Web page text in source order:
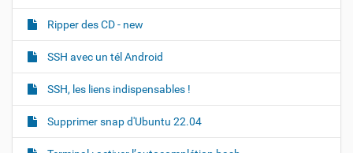
Ripper des CD - new
SSH avec un tél Android
SSH, les liens indispensables !
Supprimer snap d'Ubuntu 22.04